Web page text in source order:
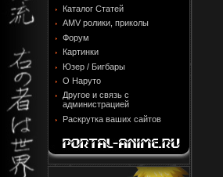
Каталог Статей
AMV ролики, приколы
Форум
Картинки
Юзер / Бигбары
О Наруто
Другое и связь с
администрацией
Раскрутка ваших сайтов